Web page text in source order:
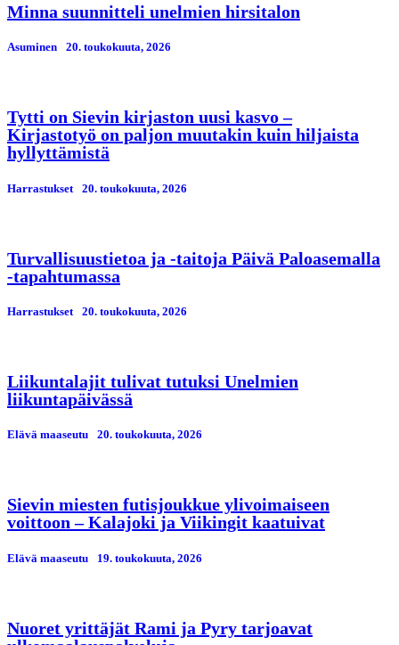
Minna suunnitteli unelmien hirsitalon
Asuminen 20. toukokuuta, 2026
Tytti on Sievin kirjaston uusi kasvo –
Kirjastotyö on paljon muutakin kuin hiljaista
hyllyttämistä
Harrastukset 20. toukokuuta, 2026
Turvallisuustietoa ja -taitoja Päivä Paloasemalla
-tapahtumassa
Harrastukset 20. toukokuuta, 2026
Liikuntalajit tulivat tutuksi Unelmien
liikuntapäivässä
Elävä maaseutu 20. toukokuuta, 2026
Sievin miesten futisjoukkue ylivoimaiseen
voittoon – Kalajoki ja Viikingit kaatuivat
Elävä maaseutu 19. toukokuuta, 2026
Nuoret yrittäjät Rami ja Pyry tarjoavat